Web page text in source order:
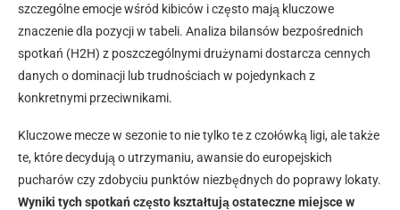
szczególne emocje wśród kibiców i często mają kluczowe
znaczenie dla pozycji w tabeli. Analiza bilansów bezpośrednich
spotkań (H2H) z poszczególnymi drużynami dostarcza cennych
danych o dominacji lub trudnościach w pojedynkach z
konkretnymi przeciwnikami.
Kluczowe mecze w sezonie to nie tylko te z czołówką ligi, ale także
te, które decydują o utrzymaniu, awansie do europejskich
pucharów czy zdobyciu punktów niezbędnych do poprawy lokaty.
Wyniki tych spotkań często kształtują ostateczne miejsce w